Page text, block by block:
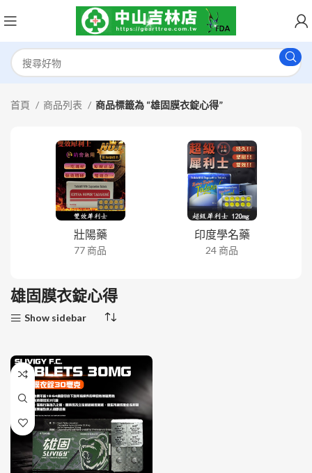
首頁 商品列表 商品標籤為 “雄固膜衣錠心得”
壯陽藥
77 商品
印度學名藥
24 商品
雄固膜衣錠心得
Show sidebar